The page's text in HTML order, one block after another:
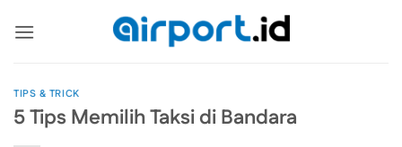
TIPS & TRICK
5 Tips Memilih Taksi di Bandara